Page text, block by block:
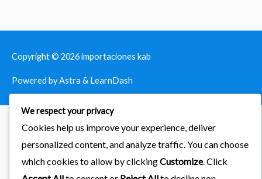
Copyright © 2026importaciones kab
Powered by Astra & LearnDash
We respect your privacy
Cookies help us improve your experience, deliver
personalized content, and analyze traffic. You can choose
which cookies to allow by clickingCustomize. Click